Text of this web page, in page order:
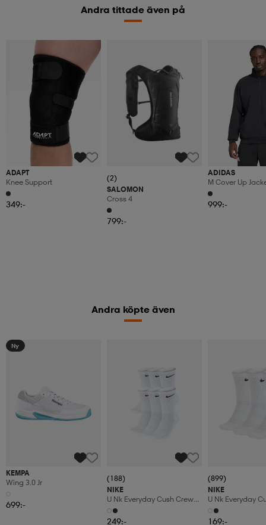
Andra tittade även på
ADAPT
Knee Support
349:-
(2)
SALOMON
Cross 4
799:-
ADIDAS
M Cover Up
999:-
Andra köpte även
Ny
KEMPA
Wing 3.0 Jr
699:-
(188)
NIKE
U Nk Everyday Cush Crew
6pr-Bd
249:-
(899)
NIKE
U Nk Everyday
3pr
169:-